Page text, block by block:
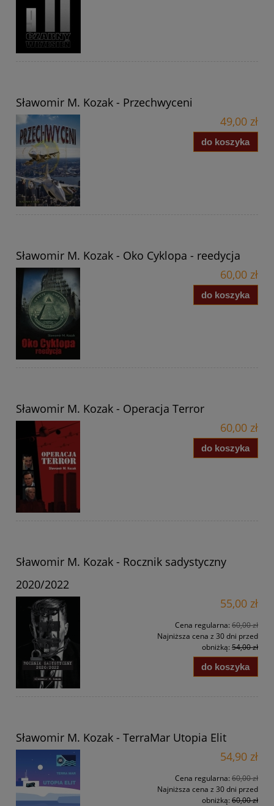
Sławomir M. Kozak - Przechwyceni
49,00 zł
do koszyka
Sławomir M. Kozak - Oko Cyklopa - reedycja
60,00 zł
do koszyka
Sławomir M. Kozak - Operacja Terror
60,00 zł
do koszyka
Sławomir M. Kozak - Rocznik sadystyczny
2020/2022
55,00 zł
Cena regularna: 60,00 zł
Najniższa cena z 30 dni przed
obniżką: 54,00 zł
do koszyka
Sławomir M. Kozak - TerraMar Utopia Elit
54,90 zł
Cena regularna: 60,00 zł
Najniższa cena z 30 dni przed
obniżką: 60,00 zł